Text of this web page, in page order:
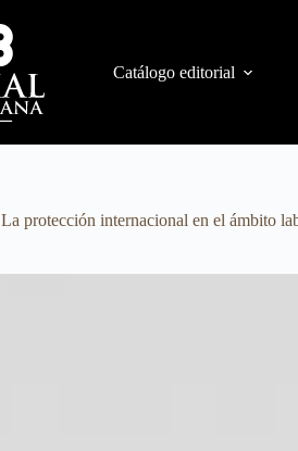
Catálogo editorial
La protección internacional en el ámbito